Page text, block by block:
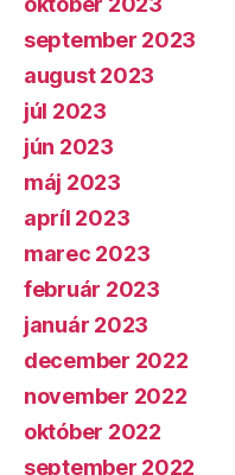
september 2023
august 2023
júl 2023
jún 2023
máj 2023
apríl 2023
marec 2023
február 2023
január 2023
december 2022
november 2022
október 2022
september 2022